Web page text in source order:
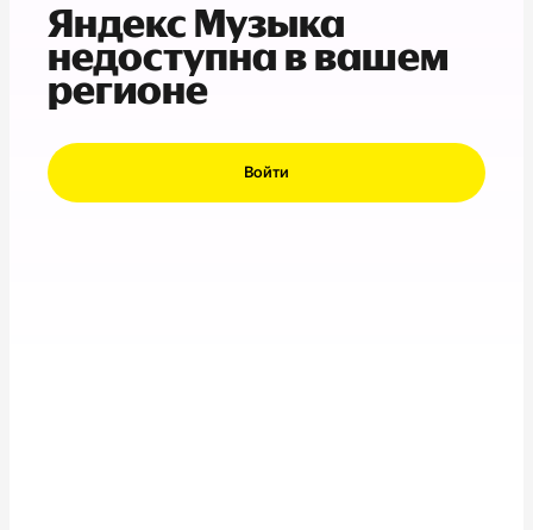
Яндекс Музыка
недоступна в вашем
регионе
Войти